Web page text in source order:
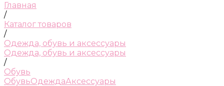
Главная
/
Каталог товаров
/
Одежда, обувь и аксессуары
Одежда, обувь и аксессуары
/
Обувь
ОбувьОдеждаАксессуары